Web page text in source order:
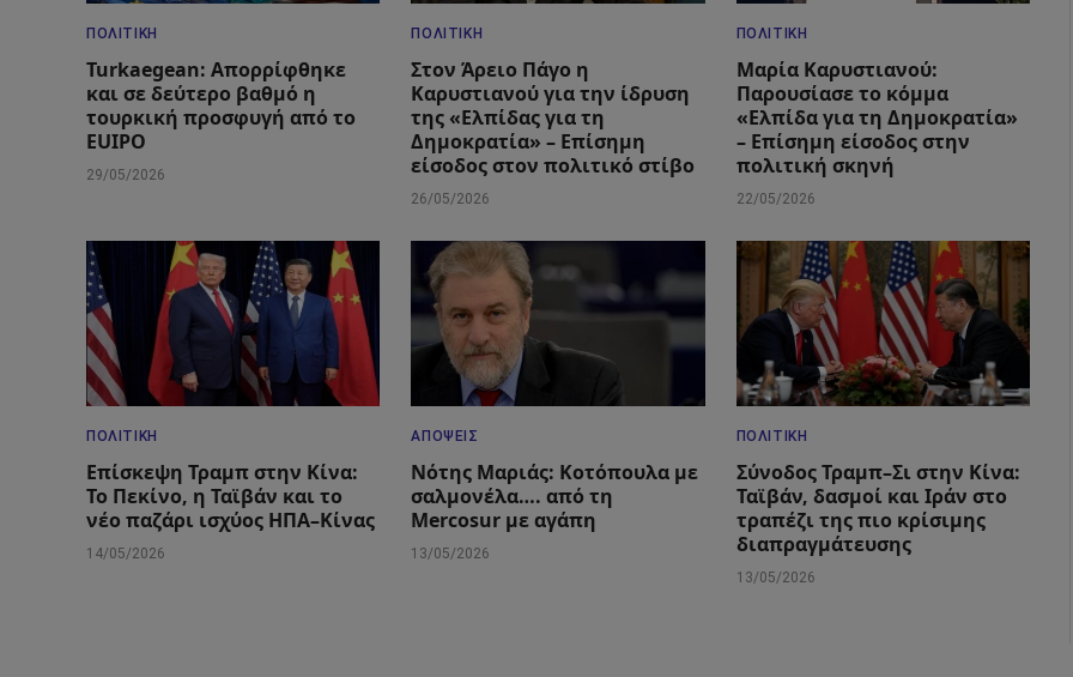
ΠΟΛΙΤΙΚΉ
Turkaegean: Απορρίφθηκε
και σε δεύτερο βαθμό η
τουρκική προσφυγή από το
EUIPO
29/05/2026
ΠΟΛΙΤΙΚΉ
Στον Άρειο Πάγο η
Καρυστιανού για την ίδρυση
της «Ελπίδας για τη
Δημοκρατία» – Επίσημη
είσοδος στον πολιτικό στίβο
26/05/2026
ΠΟΛΙΤΙΚΉ
Μαρία Καρυστιανού:
Παρουσίασε το κόμμα
«Ελπίδα για τη Δημοκρατία»
– Επίσημη είσοδος στην
πολιτική σκηνή
22/05/2026
ΠΟΛΙΤΙΚΉ
Επίσκεψη Τραμπ στην Κίνα:
Το Πεκίνο, η Ταϊβάν και το
νέο παζάρι ισχύος ΗΠΑ–Κίνας
14/05/2026
ΑΠΌΨΕΙΣ
Νότης Μαριάς: Κοτόπουλα με
σαλμονέλα…. από τη
Mercosur με αγάπη
13/05/2026
ΠΟΛΙΤΙΚΉ
Σύνοδος Τραμπ–Σι στην Κίνα:
Ταϊβάν, δασμοί και Ιράν στο
τραπέζι της πιο κρίσιμης
διαπραγμάτευσης
13/05/2026